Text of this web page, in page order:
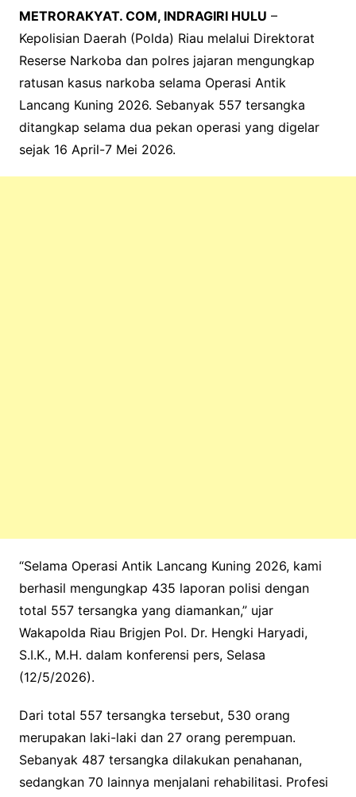
METRORAKYAT. COM, INDRAGIRI HULU –
Kepolisian Daerah (Polda) Riau melalui Direktorat
Reserse Narkoba dan polres jajaran mengungkap
ratusan kasus narkoba selama Operasi Antik
Lancang Kuning 2026. Sebanyak 557 tersangka
ditangkap selama dua pekan operasi yang digelar
sejak 16 April-7 Mei 2026.
“Selama Operasi Antik Lancang Kuning 2026, kami
berhasil mengungkap 435 laporan polisi dengan
total 557 tersangka yang diamankan,” ujar
Wakapolda Riau Brigjen Pol. Dr. Hengki Haryadi,
S.I.K., M.H. dalam konferensi pers, Selasa
(12/5/2026).
Dari total 557 tersangka tersebut, 530 orang
merupakan laki-laki dan 27 orang perempuan.
Sebanyak 487 tersangka dilakukan penahanan,
sedangkan 70 lainnya menjalani rehabilitasi. Profesi